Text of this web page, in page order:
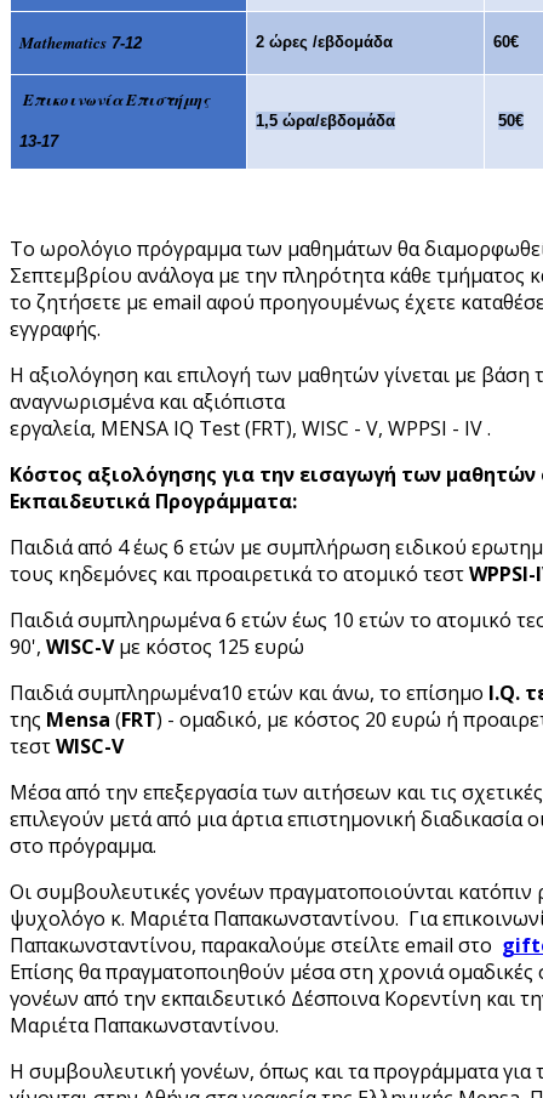
Mathematics 7-12 2 ώρες /εβδομάδα 60€
Επικοινωνία Επιστήμης
13-17
1,5 ώρα/εβδομάδα 50€
Το ωρολόγιο πρόγραμμα των μαθημάτων θα
Σεπτεμβρίου ανάλογα με την πληρότητα κάθε τμήματος
το ζητήσετε με email αφού προηγουμένως έχετε
εγγραφής.
Η αξιολόγηση και επιλογή των μαθητών γίνεται με βάση
αναγνωρισμένα και αξιόπιστα
εργαλεία, MENSA IQ Test (FRT), WISC - V, WPPSI - IV .
Κόστος αξιολόγησης για την εισαγωγή των μαθητών
Εκπαιδευτικά Προγράμματα:
Παιδιά από 4 έως 6 ετών με συμπλήρωση ειδικού
τους κηδεμόνες και προαιρετικά το ατομικό τεστWPPSI-
Παιδιά συμπληρωμένα 6 ετών έως 10 ετών το ατομικό
90', WISC-Vμε κόστος 125 ευρώ
Παιδιά συμπληρωμένα10 ετών και άνω, το επίσημο I.Q.
της Mensa (FRT) - ομαδικό, με κόστος 20 ευρώ ή
τεστWISC-V
Μέσα από την επεξεργασία των αιτήσεων και τις
επιλεγούν μετά από μια άρτια επιστημονική διαδικασία
στο πρόγραμμα.
Οι συμβουλευτικές γονέων πραγματοποιούνται κατόπιν
ψυχολόγο κ. Μαριέτα Παπακωνσταντίνου. Για
Παπακωνσταντίνου, παρακαλούμε στείλτε email στο
Επίσης θα πραγματοποιηθούν μέσα στη χρονιά ομαδικές
γονέων από την εκπαιδευτικό Δέσποινα Κορεντίνη και
Μαριέτα Παπακωνσταντίνου.
Η συμβουλευτική γονέων, όπως και τα προγράμματα για